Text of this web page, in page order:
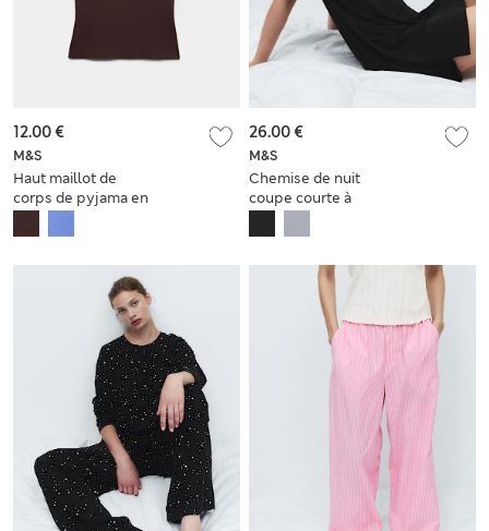
M&S
Haut maillot de
corps de pyjama en
12.00 €
M&S
Chemise de nuit
coupe courte à
26.00 €